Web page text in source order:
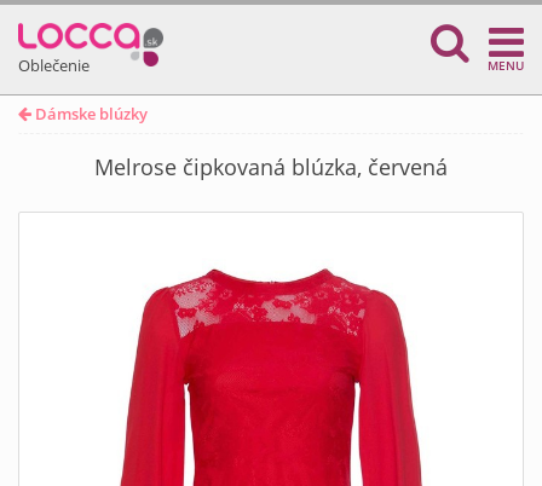
Oblečenie MENU
Dámske blúzky
Melrose čipkovaná blúzka, červená